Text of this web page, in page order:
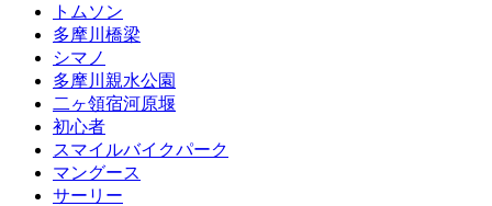
トムソン
多摩川橋梁
シマノ
多摩川親水公園
二ヶ領宿河原堰
初心者
スマイルバイクパーク
マングース
サーリー